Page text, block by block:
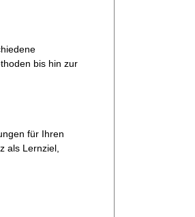
bis hin zur
für Ihren
als Lernziel,